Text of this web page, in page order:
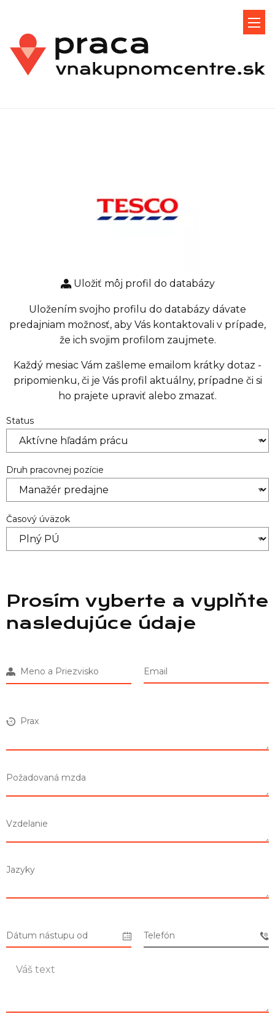
Zoznam predajní
Uložiť môj profil do databázy
Uložením svojho profilu do databázy dávate
predajniam možnosť, aby Vás kontaktovali v prípade,
že ich svojim profilom zaujmete.
Každý mesiac Vám zašleme emailom krátky dotaz -
pripomienku, či je Vás profil aktuálny, prípadne či si
ho prajete upraviť alebo zmazať.
Status
Druh pracovnej pozície
Časový úväzok
Prosím vyberte a vyplňte
nasledujúce údaje
Meno a Priezvisko Email
Prax
Požadovaná mzda
Vzdelanie
Jazyky
Dátum nástupu od Telefón